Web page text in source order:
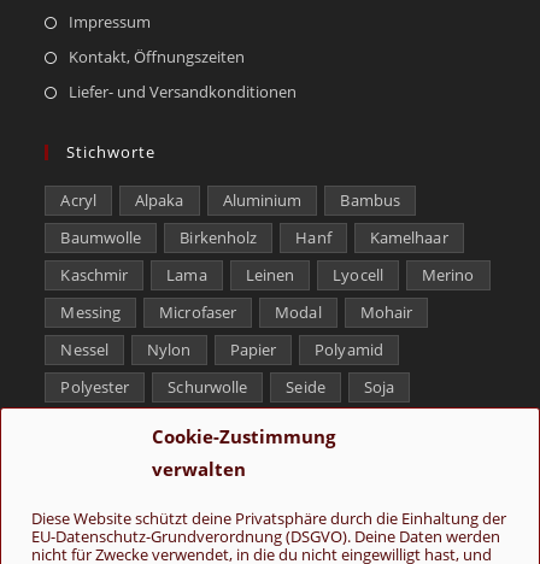
Cookie-Zustimmung
verwalten
Diese Website schützt deine Privatsphäre durch die Einhaltung der
EU-Datenschutz-Grundverordnung (DSGVO). Deine Daten werden
nicht für Zwecke verwendet, in die du nicht eingewilligt hast, und
Impressum
Kontakt, Öffnungszeiten
Liefer- und Versandkonditionen
Stichworte
Acryl Alpaka Aluminium
Bambus
Baumwolle
Birkenholz Hanf
Kamelhaar
Kaschmir
Lama Leinen Lyocell
Merino
Messing
Microfaser Modal
Mohair
Nessel
Nylon Papier
Polyamid
Polyester
Schurwolle Seide
Soja
Tencel
Yak
Folge uns